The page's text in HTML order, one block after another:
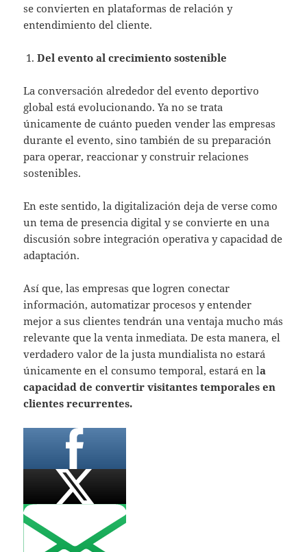
se convierten en plataformas de relación y
entendimiento del cliente.
Del evento al crecimiento sostenible
La conversación alrededor del evento deportivo
global está evolucionando. Ya no se trata
únicamente de cuánto pueden vender las empresas
durante el evento, sino también de su preparación
para operar, reaccionar y construir relaciones
sostenibles.
En este sentido, la digitalización deja de verse como
un tema de presencia digital y se convierte en una
discusión sobre integración operativa y capacidad de
adaptación.
Así que, las empresas que logren conectar
información, automatizar procesos y entender
mejor a sus clientes tendrán una ventaja mucho más
relevante que la venta inmediata. De esta manera, el
verdadero valor de la justa mundialista no estará
únicamente en el consumo temporal, estará en la
capacidad de convertir visitantes temporales en
clientes recurrentes.